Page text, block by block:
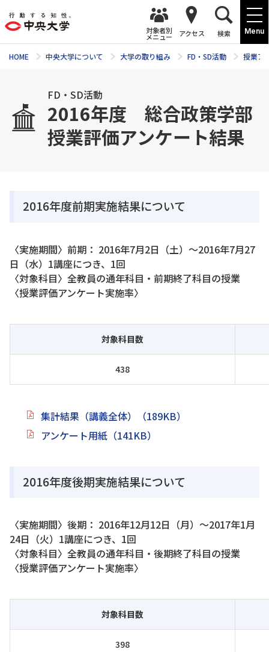
Menu
対象者別
メニュー アクセス 検索
HOME 中央大学について 大学の取り組み FD・SD活動 授業ア
FD・SD活動
2016年度 総合政策学部
授業評価アンケート結果
2016年度前期実施結果について
〈実施期間〉前期： 2016年7月2日（土）～2016年7月27
日（水）1講座につき、1回
〈対象科目〉全教員の通年科目・前期終了科目の授業
〈授業評価アンケート実施率〉
対象科目数
438
集計結果（講義全体）（189KB）
アンケート用紙（141KB）
2016年度後期実施結果について
〈実施期間〉後期： 2016年12月12日（月）～2017年1月
24日（火）1講座につき、1回
〈対象科目〉全教員の通年科目・後期終了科目の授業
〈授業評価アンケート実施率〉
対象科目数
398